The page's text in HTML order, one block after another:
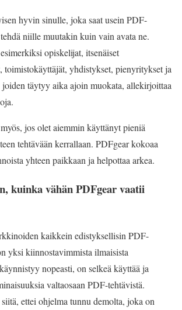
hyvin sinulle, joka saat usein PDF-
niille muutakin kuin vain avata ne.
opiskelijat, itsenäiset
toimistokäyttäjät, yhdistykset, pienyritykset ja
täytyy aika ajoin muokata, allekirjoittaa
jos olet aiemmin käyttänyt pieniä
tehtävään kerrallaan. PDFgear kokoaa
yhteen paikkaan ja helpottaa arkea.
kuinka vähän PDFgear vaatii
kaikkein edistyksellisin PDF-
yksi kiinnostavimmista ilmaisista
nopeasti, on selkeä käyttää ja
valtaosaan PDF-tehtävistä.
ettei ohjelma tunnu demolta, joka on